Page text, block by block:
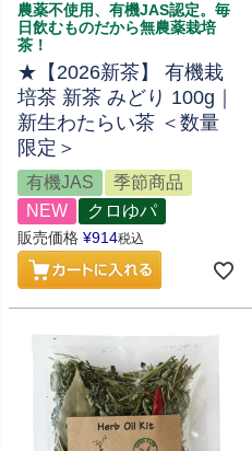
農薬不使用、有機JAS認定。毎
日飲むものだから無農薬栽培
茶！
★【2026新茶】 有機栽
培茶 新茶 みどり 100g｜
新生わたらい茶 ＜数量
限定＞
有機JAS
季節商品
NEW
クロゆパ
販売価格 ¥914税込